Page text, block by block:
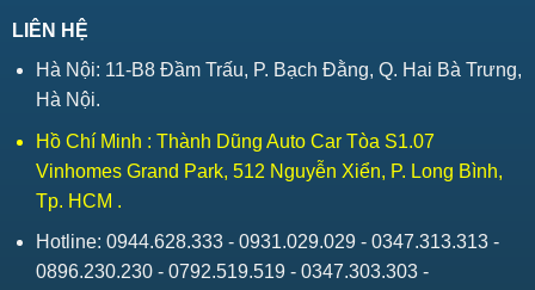
LIÊN HỆ
Hà Nội: 11-B8 Đầm Trấu, P. Bạch Đằng, Q. Hai Bà Trưng,
Hà Nội.
Hồ Chí Minh : Thành Dũng Auto Car Tòa S1.07
Vinhomes Grand Park, 512 Nguyễn Xiển, P. Long Bình,
Tp. HCM .
Hotline: 0944.628.333 - 0931.029.029 - 0347.313.313 -
0896.230.230 - 0792.519.519 - 0347.303.303 -